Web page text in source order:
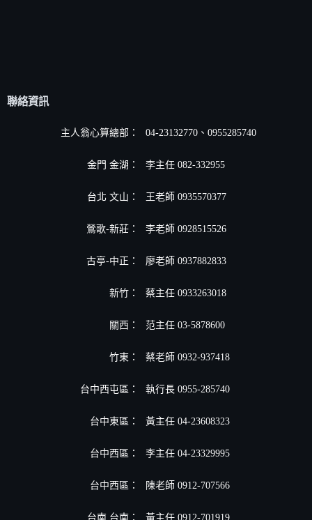
聯絡資訊
主人翁心算總部： 04-23132770、0955285740
金門 金湖： 李主任 082-332955
台北 文山： 王老師 0935570377
鶯歌-新莊： 李老師 0928515526
古亭-中正： 廖老師 0937882833
新竹： 蔡主任 0933263018
關西： 范主任 03-5878600
竹東： 蔡老師 0932-937418
台中西屯區： 執行長 0955-285740
台中東區： 黃主任 04-23608323
台中西區： 李主任 04-23329995
台中西區： 陳老師 0912-707566
台南 台南： 黃主任 0912-701919